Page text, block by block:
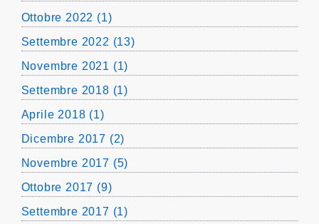
Ottobre 2022 (1)
Settembre 2022 (13)
Novembre 2021 (1)
Settembre 2018 (1)
Aprile 2018 (1)
Dicembre 2017 (2)
Novembre 2017 (5)
Ottobre 2017 (9)
Settembre 2017 (1)